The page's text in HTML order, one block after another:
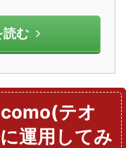
読む
テオ
運用してみ